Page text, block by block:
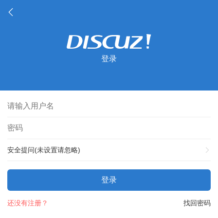
登录
安全提问(未设置请忽略)
登录
找回密码
还没有注册？